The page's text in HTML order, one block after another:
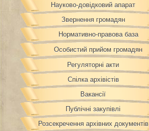
Науково-довідковий апарат
Звернення громадян
Нормативно-правова база
Особистий прийом громадян
Регуляторні акти
Спілка архівістів
Вакансії
Публічні закупівлі
Розсекречення архівних документів